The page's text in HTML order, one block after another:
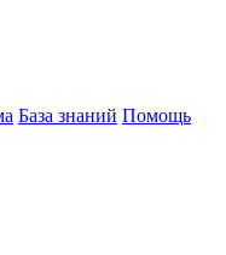
База знаний Помощь